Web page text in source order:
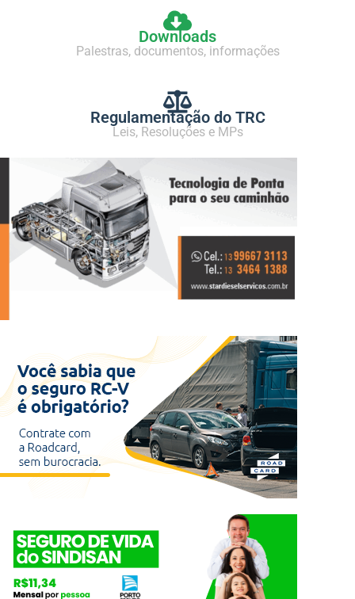
Downloads
Palestras, documentos, informações
Regulamentação do TRC
Leis, Resoluções e MPs